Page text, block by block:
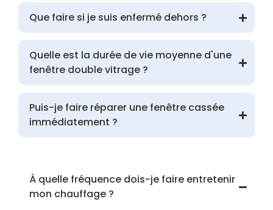
Que faire si je suis enfermé dehors ?
Quelle est la durée de vie moyenne d'une
fenêtre double vitrage ?
Puis-je faire réparer une fenêtre cassée
immédiatement ?
À quelle fréquence dois-je faire entretenir
mon chauffage ?